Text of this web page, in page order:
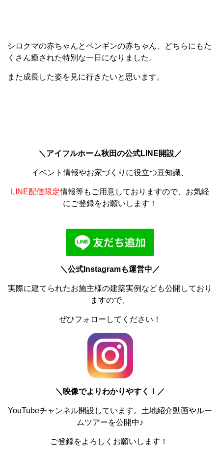
シロクマの赤ちゃんとペンギンの赤ちゃん、どちらにもた
くさん癒された特別な一日になりました。
また成長した姿を見に行きたいと思います。
＼アイフルホーム秋田の公式LINE開設／
イベント情報やお家づくりに役立つ豆知識、
LINE配信限定情報等もご用意しておりますので、お気軽
にご登録をお願いします！
＼公式Instagramも運営中／
実際に建てられたお施主様の建築実例なども公開しており
ますので、
ぜひフォローしてください！
＼ 映像でよりわかりやすく！／
YouTubeチャンネル開設しています。土地紹介動画やルー
ムツアーを公開中♪
ご登録をよろしくお願いします！